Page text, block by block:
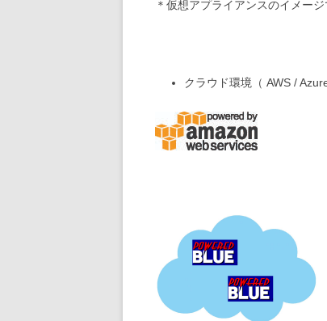
＊仮想アプライアンスのイメー
クラウド環境（ AWS /